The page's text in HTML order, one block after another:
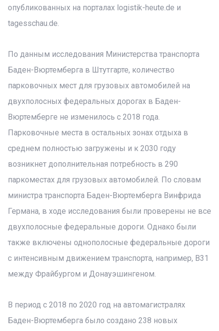
опубликованных на порталах logistik-heute.de и
tagesschau.de.
По данным исследования Министерства транспорта
Баден-Вюртемберга в Штутгарте, количество
парковочных мест для грузовых автомобилей на
двухполосных федеральных дорогах в Баден-
Вюртемберге не изменилось с 2018 года.
Парковочные места в остальных зонах отдыха в
среднем полностью загружены и к 2030 году
возникнет дополнительная потребность в 290
паркоместах для грузовых автомобилей. По словам
министра транспорта Баден-Вюртемберга Винфрида
Германа, в ходе исследования были проверены не все
двухполосные федеральные дороги. Однако были
также включены однополосные федеральные дороги
с интенсивным движением транспорта, например, B31
между Фрайбургом и Донауэшингеном.
В период с 2018 по 2020 год на автомагистралях
Баден-Вюртемберга было создано 238 новых